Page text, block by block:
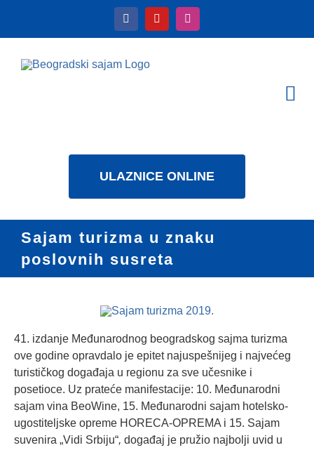
content
USLUGE
DOWNLOAD
ULAZNICE ONLINE
Sajam turizma u znaku
poslovnih susreta
41. izdanje Međunarodnog beogradskog sajma turizma
ove godine opravdalo je epitet najuspešnijeg i najvećeg
turističkog događaja u regionu za sve učesnike i
posetioce. Uz prateće manifestacije: 10. Međunarodni
sajam vina BeoWine, 15. Međunarodni sajam hotelsko-
ugostiteljske opreme HORECA-OPREMA i 15. Sajam
suvenira „Vidi Srbiju“, događaj je pružio najbolji uvid u